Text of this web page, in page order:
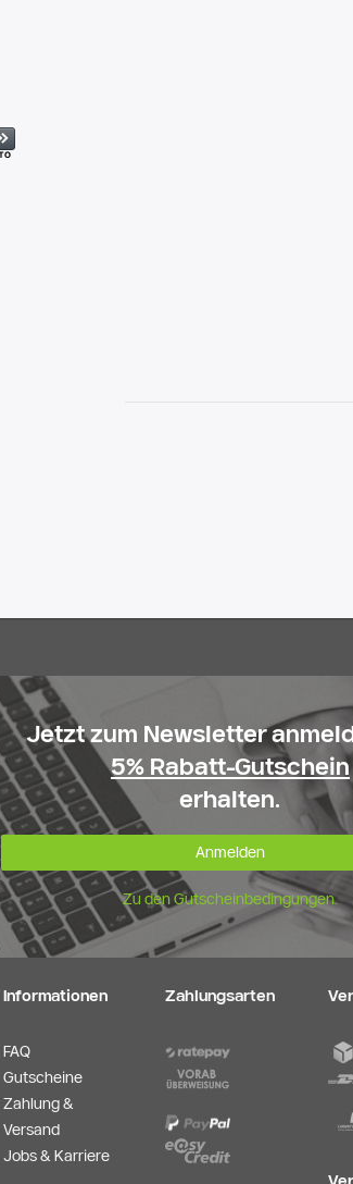
Jetzt zum Newsletter
5% Rabatt-Gutschein
erhalten.
Anmelden
Zu den Gutscheinbedingungen.
Informationen
FAQ
Gutscheine
Zahlung &
Versand
Jobs & Karriere
Zahlungsarten